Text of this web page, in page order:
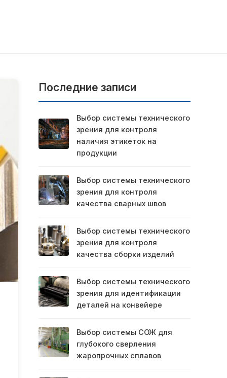
Последние записи
Выбор системы технического
зрения для контроля
наличия этикеток на
продукции
Выбор системы технического
зрения для контроля
качества сварных швов
Выбор системы технического
зрения для контроля
качества сборки изделий
Выбор системы технического
зрения для идентификации
деталей на конвейере
Выбор системы СОЖ для
глубокого сверления
жаропрочных сплавов